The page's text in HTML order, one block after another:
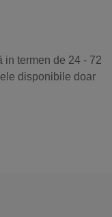
in termen de 24 - 72
disponibile doar